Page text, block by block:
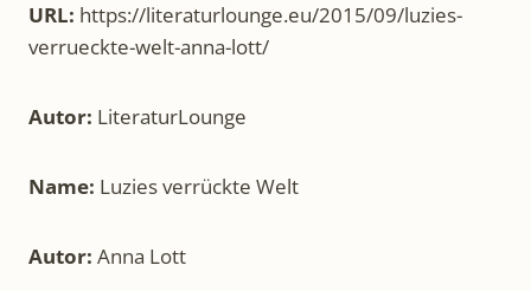
URL: https://literaturlounge.eu/2015/09/luzies-
verrueckte-welt-anna-lott/
Autor: LiteraturLounge
Name: Luzies verrückte Welt
Autor: Anna Lott